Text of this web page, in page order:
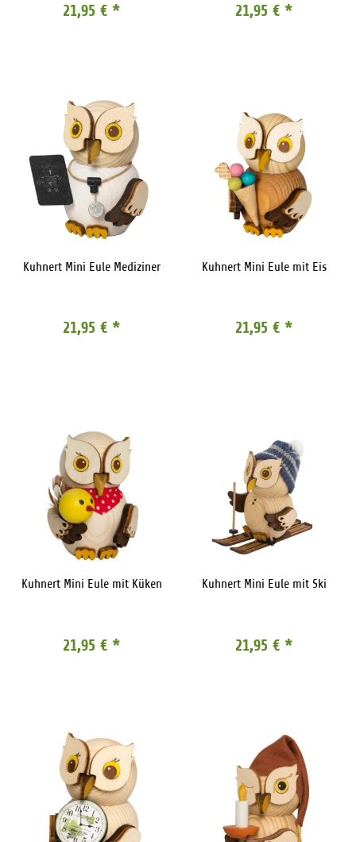
21,95 € * 21,95 € *
Kuhnert Mini Eule Mediziner
21,95 € *
Kuhnert Mini Eule mit Eis
21,95 € *
Kuhnert Mini Eule mit Küken
21,95 € *
Kuhnert Mini Eule mit Ski
21,95 € *